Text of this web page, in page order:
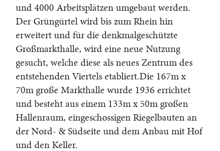
und 4000 Arbeitsplätzen umgebaut werden.
Der Grüngürtel wird bis zum Rhein hin
erweitert und für die denkmalgeschützte
Großmarkthalle, wird eine neue Nutzung
gesucht, welche diese als neues Zentrum des
entstehenden Viertels etabliert.Die 167m x
70m große Markthalle wurde 1936 errichtet
und besteht aus einem 133m x 50m großen
Hallenraum, eingeschossigen Riegelbauten an
der Nord- & Südseite und dem Anbau mit Hof
und den Keller.